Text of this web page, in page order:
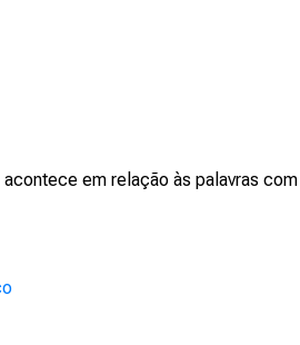
em relação às palavras